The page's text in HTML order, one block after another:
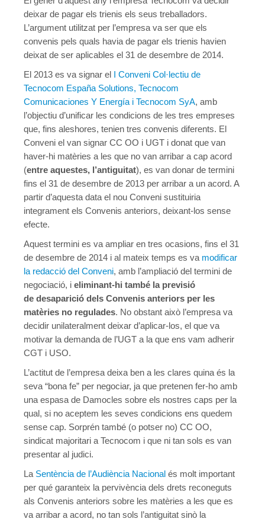
deixar de pagar els trienis els seus treballadors.
L’argument utilitzat per l’empresa va ser que els
convenis pels quals havia de pagar els trienis havien
deixat de ser aplicables el 31 de desembre de 2014.
El 2013 es va signar el I Conveni Col·lectiu de
Tecnocom España Solutions, Tecnocom
Comunicaciones Y Energía i Tecnocom SyA, amb
l’objectiu d’unificar les condicions de les tres empreses
que, fins aleshores, tenien tres convenis diferents. El
Conveni el van signar CC OO i UGT i donat que van
haver-hi matèries a les que no van arribar a cap acord
(entre aquestes, l’antiguitat), es van donar de termini
fins el 31 de desembre de 2013 per arribar a un acord. A
partir d’aquesta data el nou Conveni sustituiria
integrament els Convenis anteriors, deixant-los sense
efecte.
Aquest termini es va ampliar en tres ocasions, fins el 31
de desembre de 2014 i al mateix temps es va modificar
la redacció del Conveni, amb l’ampliació del termini de
negociació, i eliminant-hi també la previsió
de desaparició dels Convenis anteriors per les
matèries no regulades. No obstant això l’empresa va
decidir unilateralment deixar d’aplicar-los, el que va
motivar la demanda de l’UGT a la que ens vam adherir
CGT i USO.
L’actitut de l’empresa deixa ben a les clares quina és la
seva “bona fe” per negociar, ja que pretenen fer-ho amb
una espasa de Damocles sobre els nostres caps per la
qual, si no aceptem les seves condicions ens quedem
sense cap. Sorprén també (o potser no) CC OO,
sindicat majoritari a Tecnocom i que ni tan sols es van
presentar al judici.
La Sentència de l’Audiència Nacional és molt important
per qué garanteix la pervivència dels drets reconeguts
als Convenis anteriors sobre les matèries a les que es
va arribar a acord, no tan sols l’antiguitat sinò la